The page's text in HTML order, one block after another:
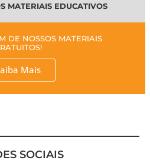
MATERIAIS EDUCATIVOS
DE NOSSOS MATERIAIS
Mais
SOCIAIS